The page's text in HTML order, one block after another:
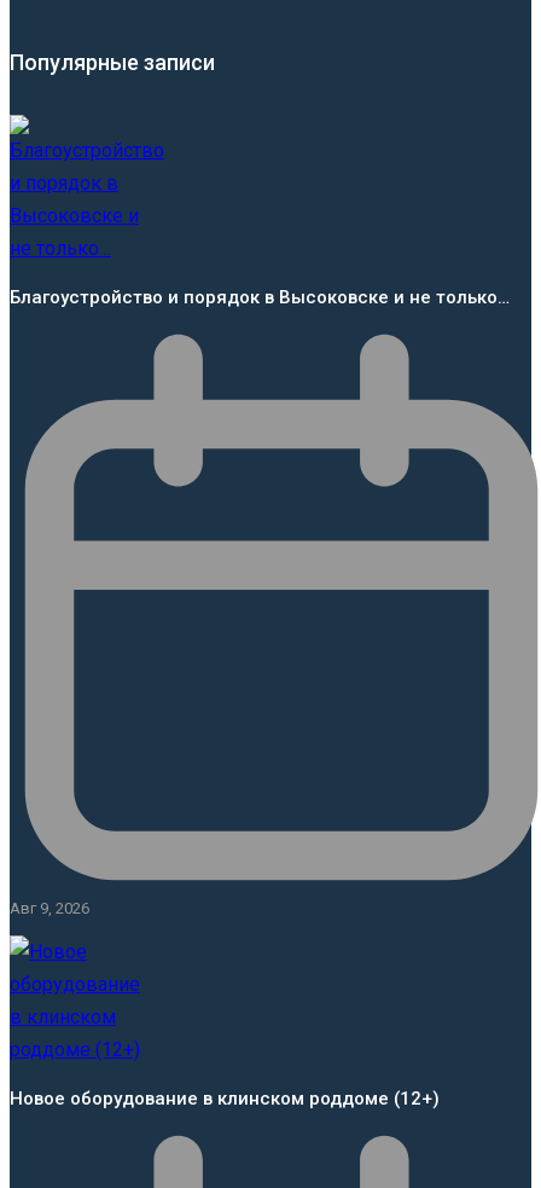
Популярные записи
Благоустройство и порядок в Высоковске и не только…
Авг 9, 2026
Новое оборудование в клинском роддоме (12+)